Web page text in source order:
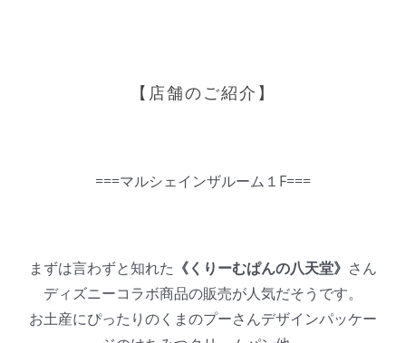
【店舗のご紹介】
===マルシェインザルーム１F===
まずは言わずと知れた 《くりーむぱんの八天堂》 さん
ディズニーコラボ商品の販売が人気だそうです。
お土産にぴったりのくまのプーさんデザインパッケー